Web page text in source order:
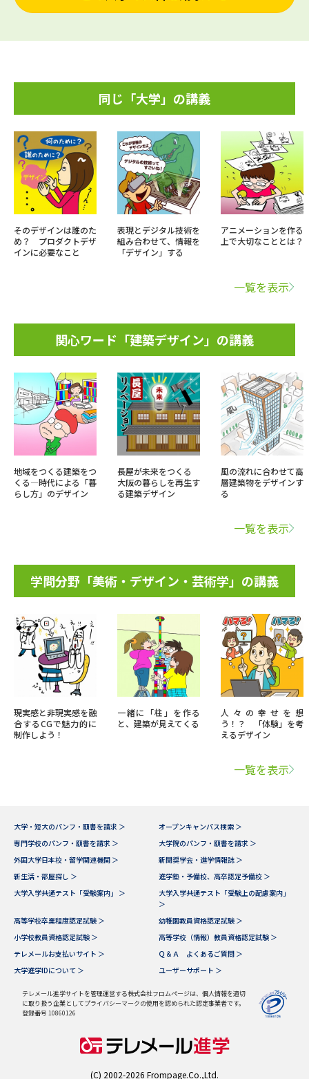
同じ「大学」の講義
そのデザインは誰のた
め？ プロダクトデザ
インに必要なこと
表現とデジタル技術を
組み合わせて、情報を
「デザイン」する
アニメーションを作る
上で大切なこととは？
一覧を表示
関心ワード「建築デザイン」の講義
地域をつくる建築をつ
くる―時代による「暮
らし方」のデザイン
長屋が未来をつくる
大阪の暮らしを再生す
る建築デザイン
風の流れに合わせて高
層建築物をデザインす
る
一覧を表示
学問分野「美術・デザイン・芸術学」の講義
現実感と非現実感を融
合するCGで魅力的に
制作しよう！
一緒に「柱」を作る
と、建築が見えてくる
人々の幸せを想
う！？ 「体験」を考
えるデザイン
一覧を表示
大学・短大のパンフ・願書を請求 ＞
オープンキャンパス検索 ＞
専門学校のパンフ・願書を請求 ＞
大学院のパンフ・願書を請求 ＞
外国大学日本校・留学関連機関 ＞
新聞奨学会・進学情報誌 ＞
新生活・部屋探し ＞
進学塾・予備校、高卒認定予備校 ＞
大学入学共通テスト「受験案内」 ＞
大学入学共通テスト「受験上の配慮案内」
＞
高等学校卒業程度認定試験 ＞
幼稚園教員資格認定試験 ＞
小学校教員資格認定試験 ＞
高等学校（情報）教員資格認定試験 ＞
テレメールお支払いサイト ＞
Ｑ＆Ａ よくあるご質問 ＞
大学進学IDについて ＞
ユーザーサポート ＞
テレメール進学サイトを管理運営する株式会社フロムページは、個人情報を適切
に取り扱う企業としてプライバシーマークの使用を認められた認定事業者です。
登録番号 10860126
(C) 2002-2026 Frompage.Co.,Ltd.